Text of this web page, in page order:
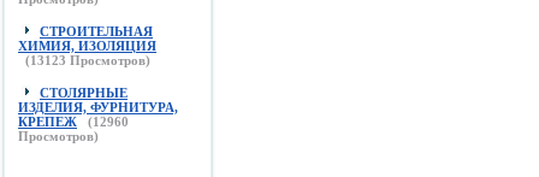
СТРОИТЕЛЬНАЯ
ХИМИЯ, ИЗОЛЯЦИЯ
(13123 Просмотров)
СТОЛЯРНЫЕ
ИЗДЕЛИЯ, ФУРНИТУРА,
КРЕПЕЖ
(12960
Просмотров)